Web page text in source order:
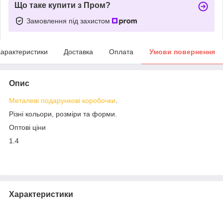
Що таке купити з Пром?
Замовлення під захистом
Доставка Оплата Умови повернення
Опис
Металеві подарункові коробочки
Різні кольори, розміри та форми.
Оптові ціни
1.4
Характеристики